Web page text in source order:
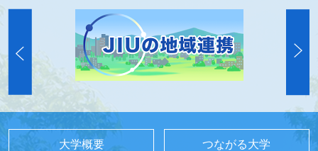
大学概要 つながる大学